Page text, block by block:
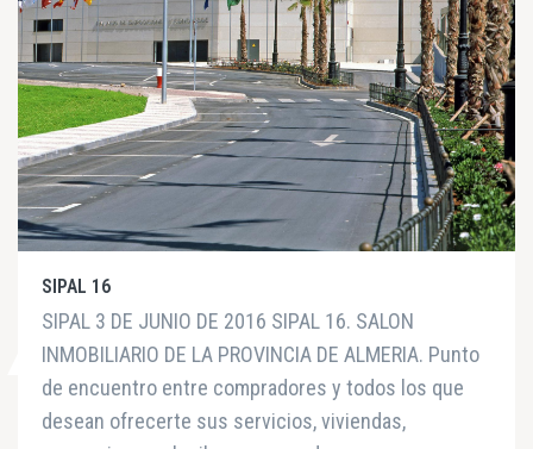
SIPAL 16
SIPAL 3 DE JUNIO DE 2016 SIPAL 16. SALON
INMOBILIARIO DE LA PROVINCIA DE ALMERIA. Punto
de encuentro entre compradores y todos los que
desean ofrecerte sus servicios, viviendas,